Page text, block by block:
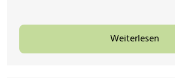
Weiterlesen